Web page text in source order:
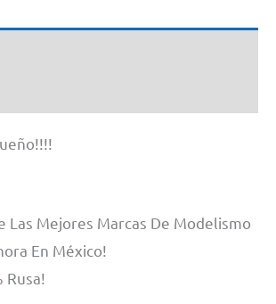
Las Mejores Marcas De Modelismo
En México!
Rusa!